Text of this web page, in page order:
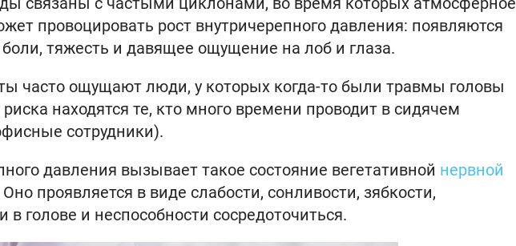
провоцировать рост внутричерепного давления: появляются
тяжесть и давящее ощущение на лоб и глаза.
часто ощущают люди, у которых когда-то были травмы головы
находятся те, кто много времени проводит в сидячем
сотрудники).
давления вызывает такое состояние вегетативной нервной
Оно проявляется в виде слабости, сонливости, зябкости,
в голове и неспособности сосредоточиться.